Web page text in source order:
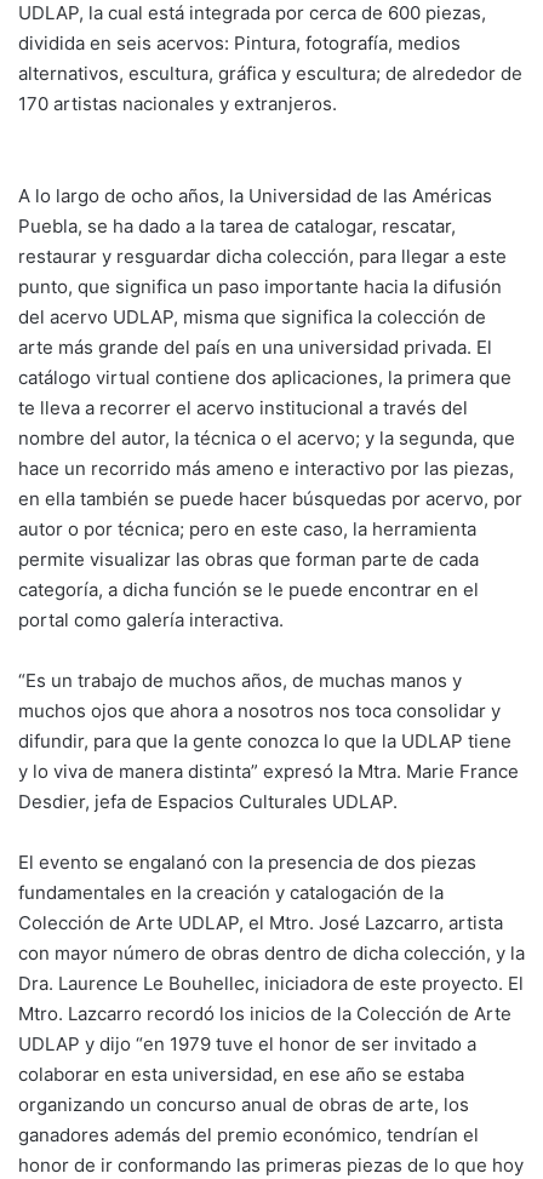
UDLAP, la cual está integrada por cerca de 600 piezas,
dividida en seis acervos: Pintura, fotografía, medios
alternativos, escultura, gráfica y escultura; de alrededor de
170 artistas nacionales y extranjeros.
A lo largo de ocho años, la Universidad de las Américas
Puebla, se ha dado a la tarea de catalogar, rescatar,
restaurar y resguardar dicha colección, para llegar a este
punto, que significa un paso importante hacia la difusión
del acervo UDLAP, misma que significa la colección de
arte más grande del país en una universidad privada. El
catálogo virtual contiene dos aplicaciones, la primera que
te lleva a recorrer el acervo institucional a través del
nombre del autor, la técnica o el acervo; y la segunda, que
hace un recorrido más ameno e interactivo por las piezas,
en ella también se puede hacer búsquedas por acervo, por
autor o por técnica; pero en este caso, la herramienta
permite visualizar las obras que forman parte de cada
categoría, a dicha función se le puede encontrar en el
portal como galería interactiva.
“Es un trabajo de muchos años, de muchas manos y
muchos ojos que ahora a nosotros nos toca consolidar y
difundir, para que la gente conozca lo que la UDLAP tiene
y lo viva de manera distinta” expresó la Mtra. Marie France
Desdier, jefa de Espacios Culturales UDLAP.
El evento se engalanó con la presencia de dos piezas
fundamentales en la creación y catalogación de la
Colección de Arte UDLAP, el Mtro. José Lazcarro, artista
con mayor número de obras dentro de dicha colección, y la
Dra. Laurence Le Bouhellec, iniciadora de este proyecto. El
Mtro. Lazcarro recordó los inicios de la Colección de Arte
UDLAP y dijo “en 1979 tuve el honor de ser invitado a
colaborar en esta universidad, en ese año se estaba
organizando un concurso anual de obras de arte, los
ganadores además del premio económico, tendrían el
honor de ir conformando las primeras piezas de lo que hoy